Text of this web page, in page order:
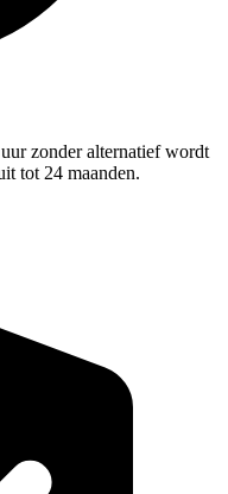
zonder alternatief wordt
tot 24 maanden.